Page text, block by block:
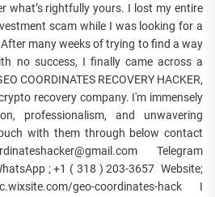
what’s rightfully yours. I lost my entire
scam while I was looking for a
many weeks of trying to find a way
no success, I finally came across a
COORDINATES RECOVERY HACKER,
recovery company. I'm immensely
professionalism, and unwavering
with them through below contact
Telegram
; +1 ( 318 ) 203-3657 Website;
geo-coordinates-hack I